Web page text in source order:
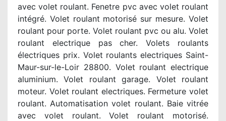
avec volet roulant. Fenetre pvc avec volet roulant
intégré. Volet roulant motorisé sur mesure. Volet
roulant pour porte. Volet roulant pvc ou alu. Volet
roulant electrique pas cher. Volets roulants
électriques prix. Volet roulants electriques Saint-
Maur-sur-le-Loir 28800. Volet roulant electrique
aluminium. Volet roulant garage. Volet roulant
moteur. Volet roulant electriques. Fermeture volet
roulant. Automatisation volet roulant. Baie vitrée
avec volet roulant. Volet roulant motorisé.